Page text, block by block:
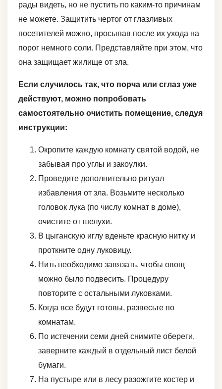
рады видеть, но не пустить по каким-то причинам
не можете. Защитить чертог от глазливых
посетителей можно, просыпав после их ухода на
порог немного соли. Представляйте при этом, что
она защищает жилище от зла.
Если случилось так, что порча или сглаз уже
действуют, можно попробовать
самостоятельно очистить помещение, следуя
инструкции:
Окропите каждую комнату святой водой, не
забывая про углы и закоулки.
Проведите дополнительно ритуал
избавления от зла. Возьмите несколько
головок лука (по числу комнат в доме),
очистите от шелухи.
В цыганскую иглу вденьте красную нитку и
проткните одну луковицу.
Нить необходимо завязать, чтобы овощ
можно было подвесить. Процедуру
повторите с остальными луковками.
Когда все будут готовы, развесьте по
комнатам.
По истечении семи дней снимите обереги,
заверните каждый в отдельный лист белой
бумаги.
На пустыре или в лесу разожгите костер и